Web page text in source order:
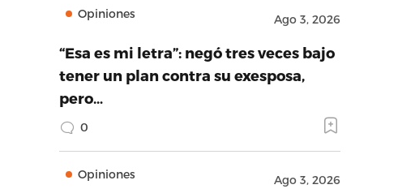
Opiniones Ago 3, 2026
“Esa es mi letra”: negó tres veces bajo
tener un plan contra su exesposa,
pero…
0
Opiniones Ago 3, 2026